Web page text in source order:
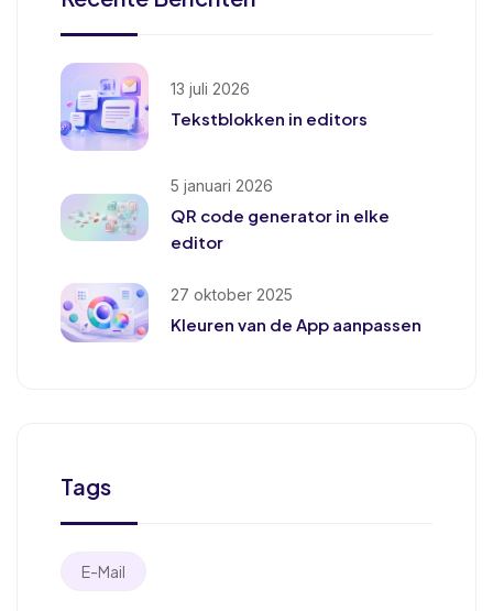
13 juli 2026
Tekstblokken in editors
5 januari 2026
QR code generator in elke
editor
27 oktober 2025
Kleuren van de App aanpassen
Tags
E-Mail